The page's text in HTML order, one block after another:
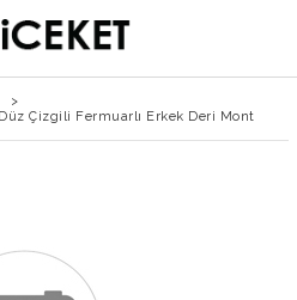
>
Çizgili Fermuarlı Erkek Deri Mont